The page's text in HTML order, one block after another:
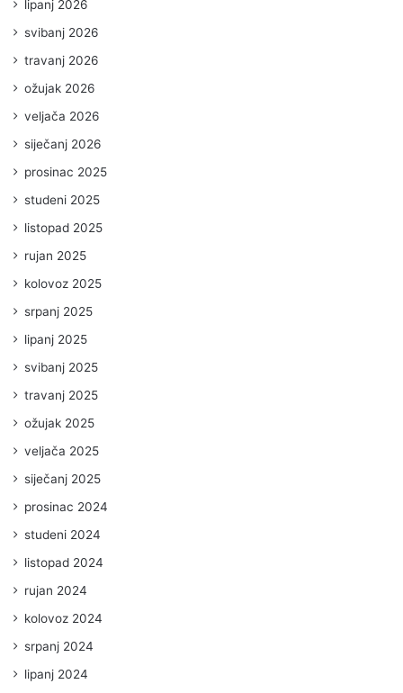
lipanj 2026
svibanj 2026
travanj 2026
ožujak 2026
veljača 2026
siječanj 2026
prosinac 2025
studeni 2025
listopad 2025
rujan 2025
kolovoz 2025
srpanj 2025
lipanj 2025
svibanj 2025
travanj 2025
ožujak 2025
veljača 2025
siječanj 2025
prosinac 2024
studeni 2024
listopad 2024
rujan 2024
kolovoz 2024
srpanj 2024
lipanj 2024